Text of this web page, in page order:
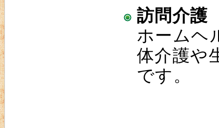
訪問介護
ホームヘ
体介護や
です。